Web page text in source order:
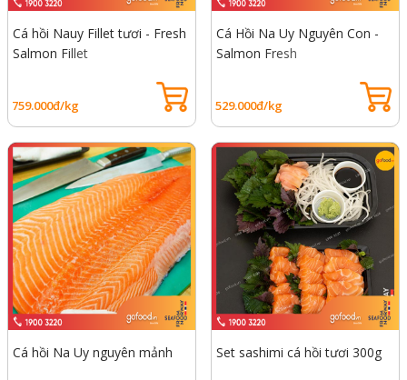
Cá hồi Nauy Fillet tươi - Fresh
Salmon Fillet
759.000đ/kg
Cá Hồi Na Uy Nguyên Con -
Salmon Fresh
529.000đ/kg
Cá hồi Na Uy nguyên mảnh Set sashimi cá hồi tươi 300g